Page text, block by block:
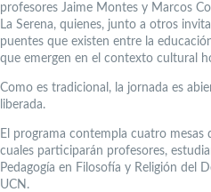
profesores Jaime Montes y Marcos
La Serena, quienes, junto a otros
puentes que existen entre la
que emergen en el contexto cultural
Como es tradicional, la jornada es
liberada.
El programa contempla cuatro mesas
cuales participarán profesores,
Pedagogía en Filosofía y Religión del
UCN.